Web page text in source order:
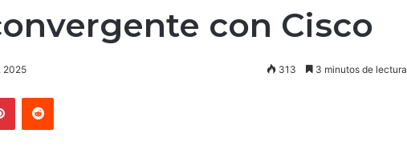
con Cisco
2025 313 3 minutos de lectura